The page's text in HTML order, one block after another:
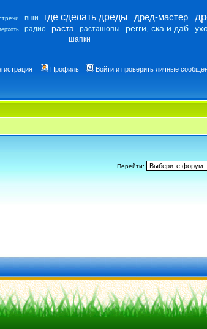
вши где сделать дреды дред-мастер
радио раста расташопы регги, ска и даб
шапки
Профиль Войти и проверить личные
Перейти: